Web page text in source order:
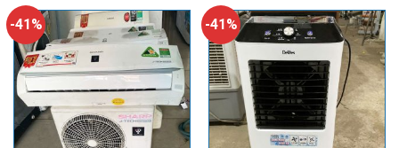
700,000₫.
-41% -41%